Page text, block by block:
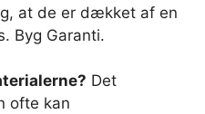
at de er dækket af en
Byg Garanti.
Det
ofte kan